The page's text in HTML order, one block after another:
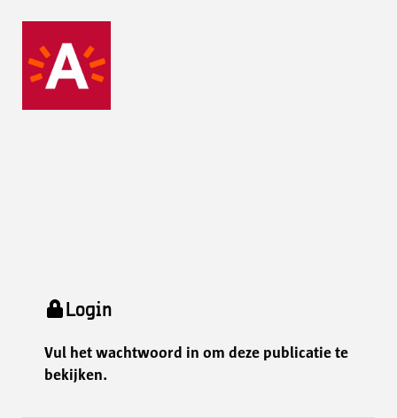
Login
Vul het wachtwoord in om deze publicatie te
bekijken.